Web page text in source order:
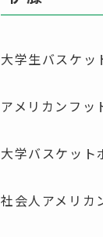
大学生バスケ
アメリカンフ
大学バスケッ
社会人アメリ